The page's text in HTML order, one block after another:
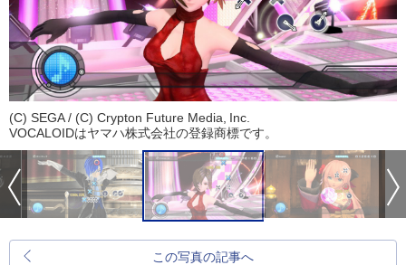
(C) SEGA / (C) Crypton Future Media, Inc.
VOCALOIDはヤマハ株式会社の登録商標です。
この写真の記事へ